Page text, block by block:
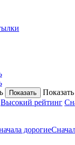
Показать
Высокий рейтинг
дорогие